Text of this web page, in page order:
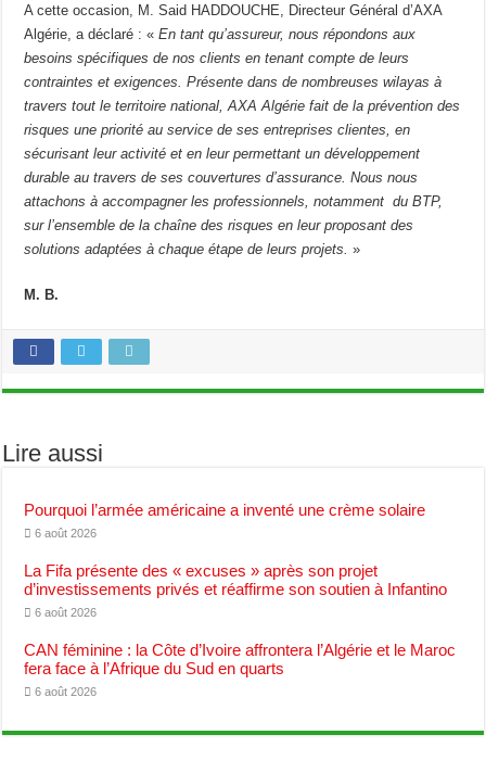
A cette occasion, M. Said HADDOUCHE, Directeur Général d’AXA
Algérie, a déclaré : «En tant qu’assureur, nous répondons aux
besoins spécifiques de nos clients en tenant compte de leurs
contraintes et exigences. Présente dans de nombreuses wilayas à
travers tout le territoire national, AXA Algérie fait de la prévention des
risques une priorité au service de ses entreprises clientes, en
sécurisant leur activité et en leur permettant un développement
durable au travers de ses couvertures d’assurance. Nous nous
attachons à accompagner les professionnels, notamment du BTP,
sur l’ensemble de la chaîne des risques en leur proposant des
solutions adaptées à chaque étape de leurs projets. »
M. B.
Lire aussi
Pourquoi l’armée américaine a inventé une crème solaire
6 août 2026
La Fifa présente des « excuses » après son projet
d’investissements privés et réaffirme son soutien à Infantino
6 août 2026
CAN féminine : la Côte d’Ivoire affrontera l’Algérie et le Maroc
fera face à l’Afrique du Sud en quarts
6 août 2026